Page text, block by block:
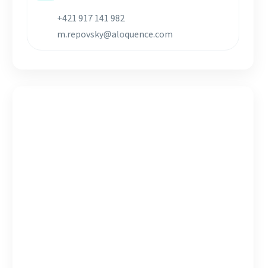
+421 917 141 982
m.repovsky@aloquence.com